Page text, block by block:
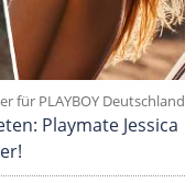
für PLAYBOY Deutschland
Playmate Jessica